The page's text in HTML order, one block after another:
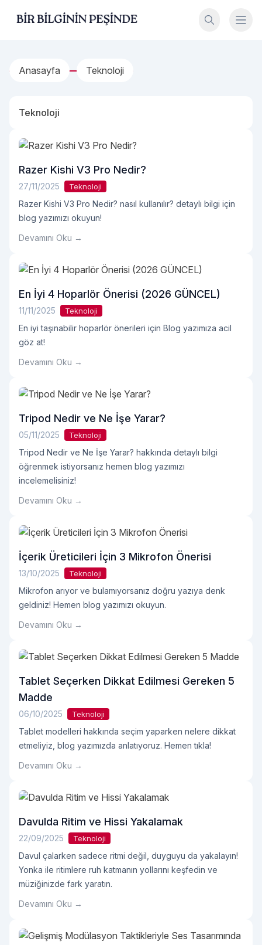
Bir Bilginin Peşinde!
Anasayfa Teknoloji
Teknoloji
Razer Kishi V3 Pro Nedir?
27/11/2025 Teknoloji
Razer Kishi V3 Pro Nedir? nasıl kullanılır? detaylı bilgi için
blog yazımızı okuyun!
Devamını Oku →
En İyi 4 Hoparlör Önerisi (2026 GÜNCEL)
11/11/2025 Teknoloji
En iyi taşınabilir hoparlör önerileri için Blog yazımıza acil
göz at!
Devamını Oku →
Tripod Nedir ve Ne İşe Yarar?
05/11/2025 Teknoloji
Tripod Nedir ve Ne İşe Yarar? hakkında detaylı bilgi
öğrenmek istiyorsanız hemen blog yazımızı
incelemelisiniz!
Devamını Oku →
İçerik Üreticileri İçin 3 Mikrofon Önerisi
13/10/2025 Teknoloji
Mikrofon arıyor ve bulamıyorsanız doğru yazıya denk
geldiniz! Hemen blog yazımızı okuyun.
Devamını Oku →
Tablet Seçerken Dikkat Edilmesi Gereken 5
Madde
06/10/2025 Teknoloji
Tablet modelleri hakkında seçim yaparken nelere dikkat
etmeliyiz, blog yazımızda anlatıyoruz. Hemen tıkla!
Devamını Oku →
Davulda Ritim ve Hissi Yakalamak
22/09/2025 Teknoloji
Davul çalarken sadece ritmi değil, duyguyu da yakalayın!
Yonka ile ritimlere ruh katmanın yollarını keşfedin ve
müziğinizde fark yaratın.
Devamını Oku →